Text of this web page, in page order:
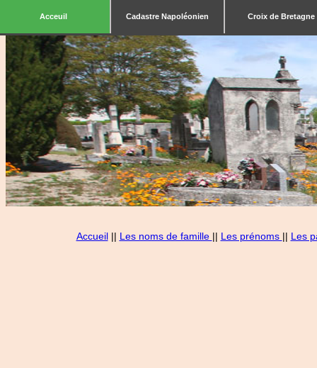
Acceuil Cadastre Napoléonien Croix de Bretagne
Accueil|| Les noms de famille || Les prénoms || Les